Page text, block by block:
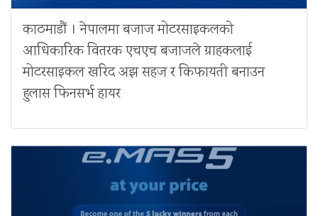
काठमाडौं । नेपालमा बजाज मोटरसाइकलको
आधिकारिक वितरक एचएच बजाजले ग्राहकलाई
मोटरसाइकल खरिद अझ सहज र किफायती बनाउन
हुलास फिनसर्भ हायर